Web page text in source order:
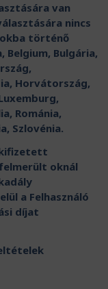
van
nincs
történő
Bulgária,
Horvátország,
Románia,
Szlovénia.
kifizetett
oknál
a Felhasználó
díjat